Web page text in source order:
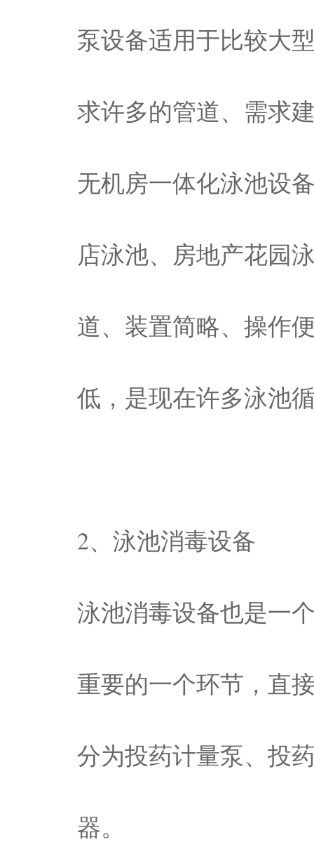
泵设备适用于比较大
求许多的管道、需求
无机房一体化泳池设
店泳池、房地产花园
道、装置简略、操作
低，是现在许多泳池
2、泳池消毒设备
泳池消毒设备也是一
重要的一个环节，直
分为投药计量泵、投
器。